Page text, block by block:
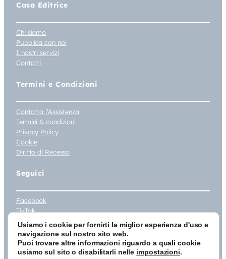
Casa Editrice
Chi siamo
Pubblica con noi
I nostri servizi
Contatti
Termini e Condizioni
Contatta l’Assistenza
Termini & condizioni
Privacy Policy
Cookie
Diritto di Recesso
Seguici
Facebook
TikTok
Instagram
Youtube
© 2026 Tau Editrice Srl Unipersonale – Via Umbria 148/7 – 06059 Todi
(PG) – Iscrizione registro Imprese PG – 205459 – P.IVA 02265070546 –
Usiamo i cookie per fornirti la miglior esperienza d'uso e
navigazione sul nostro sito web.
Puoi trovare altre informazioni riguardo a quali cookie
usiamo sul sito o disabilitarli nelle impostazioni.